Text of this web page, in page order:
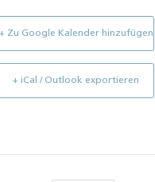
+ Zu Google Kalender hinzufügen
+ iCal / Outlook exportieren